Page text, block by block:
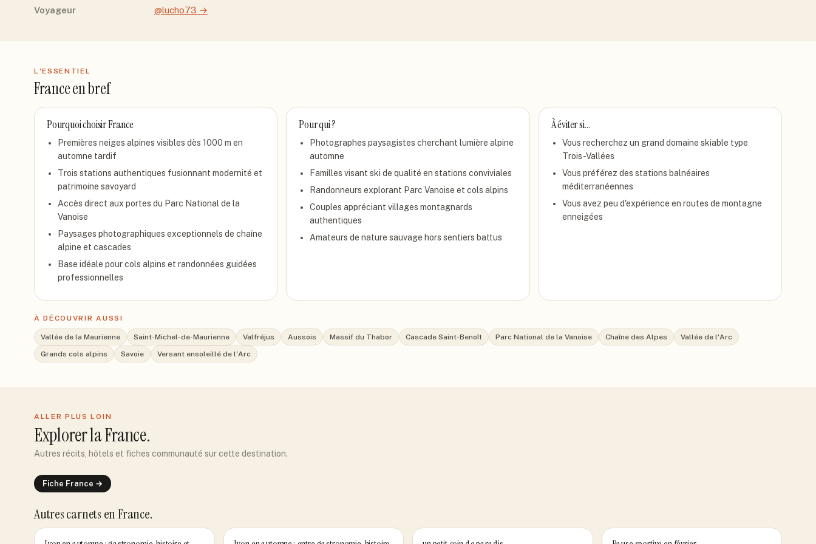
Voyageur
@lucho73 →
L'ESSENTIEL
Franceen bref
Pourquoi choisirFrance
Premières neiges alpines visibles dès 1000 m en
automne tardif
Trois stations authentiques fusionnant modernité et
patrimoine savoyard
Accès direct aux portes du Parc National de la
Vanoise
Paysages photographiques exceptionnels de chaîne
alpine et cascades
Base idéale pour cols alpins et randonnées guidées
professionnelles
Pour qui ?
Photographes paysagistes cherchant lumière alpine
automne
Familles visant ski de qualité en stations conviviales
Randonneurs explorant Parc Vanoise et cols alpins
Couples appréciant villages montagnards
authentiques
Amateurs de nature sauvage hors sentiers battus
À éviter si…
Vous recherchez un grand domaine skiable type
Trois-Vallées
Vous préférez des stations balnéaires
méditerranéennes
Vous avez peu d'expérience en routes de montagne
enneigées
À DÉCOUVRIR AUSSI
Vallée de la Maurienne Saint-Michel-de-Maurienne Valfréjus Aussois Massif du Thabor Cascade Saint-Benoît Parc National de la Vanoise Chaîne des Alpes
Vallée de l'Arc
Grands cols alpins
Savoie Versant ensoleillé de l'Arc
ALLER PLUS LOIN
Explorerla France.
Autres récits, hôtels et fiches communauté sur cette destination.
Fiche France →
Autres carnets en France.